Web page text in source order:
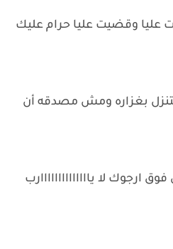
عليا وقضيت عليا حرام عليك
بغزاره ومش مصدقه أن
ارجوك لا ياااااااااااااارب